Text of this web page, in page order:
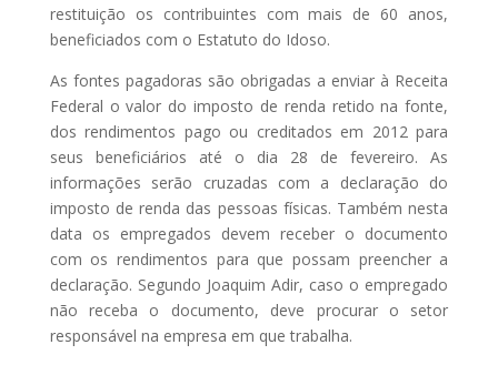
restituição os contribuintes com mais de 60 anos,
beneficiados com o Estatuto do Idoso.
As fontes pagadoras são obrigadas a enviar à Receita
Federal o valor do imposto de renda retido na fonte,
dos rendimentos pago ou creditados em 2012 para
seus beneficiários até o dia 28 de fevereiro. As
informações serão cruzadas com a declaração do
imposto de renda das pessoas físicas. Também nesta
data os empregados devem receber o documento
com os rendimentos para que possam preencher a
declaração. Segundo Joaquim Adir, caso o empregado
não receba o documento, deve procurar o setor
responsável na empresa em que trabalha.